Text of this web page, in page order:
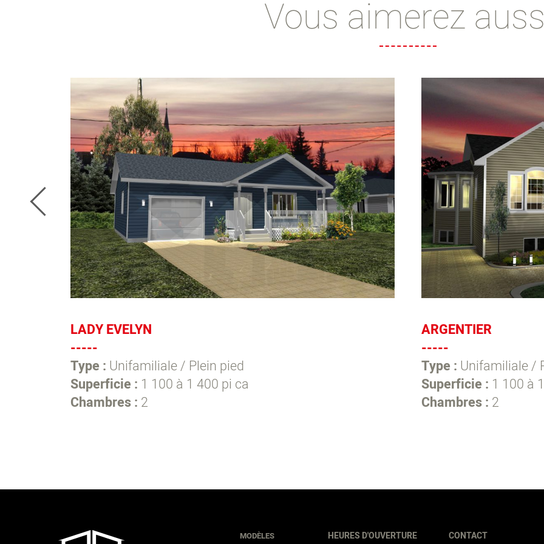
Vous aimerez
LADY EVELYN
-----
Type : Unifamiliale / Plein pied
Superficie : 1 100 à 1 400 pi ca
Chambres : 2
ARGENTIER
-----
Type : Unifamiliale /
Superficie : 1 100 à
Chambres : 2
MODÈLES HEURES D'OUVERTURE CONTACT